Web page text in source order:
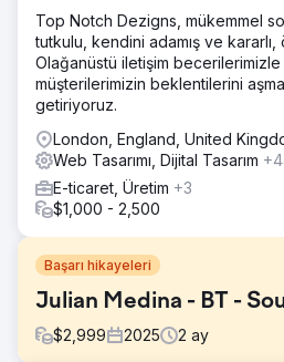
Top Notch Dezigns, mükemmel
tutkulu, kendini adamış ve kararlı,
Olağanüstü iletişim
müşterilerimizin beklentilerini
getiriyoruz.
London, England, United
Web Tasarımı, Dijital Tasarım
E-ticaret, Üretim +3
$1,000 - 2,500
Başarı hikayeleri
Julian Medina - BT -
$2,999 2025 2 ay